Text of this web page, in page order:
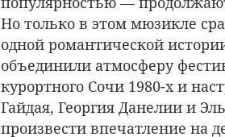
Но только в этом мюзикле
одной романтической
объединили атмосферу
курортного Сочи 1980-х и
Гайдая, Георгия Данелии и
произвести впечатление на